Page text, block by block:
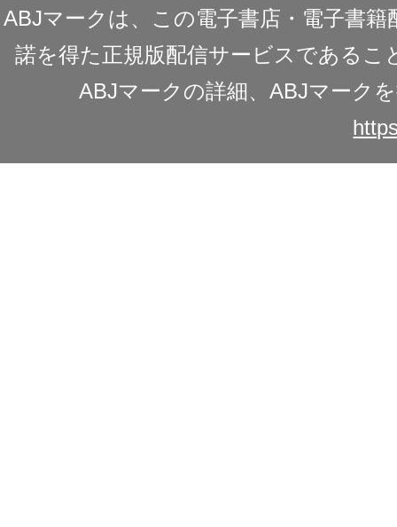
ABJマークは、この電子書店・電子書
諾を得た正規版配信サービスであるこ
ABJマークの詳細、ABJマーク